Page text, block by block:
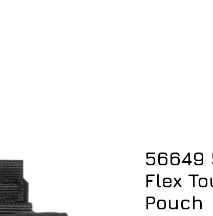
56649
Flex
Pouch